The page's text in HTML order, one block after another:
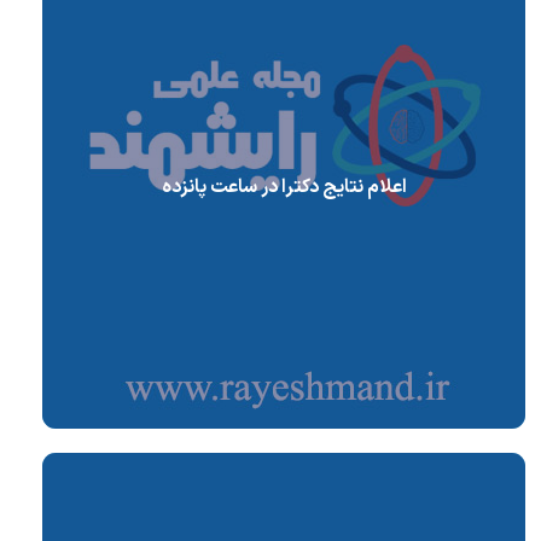
اعلام نتایج دکترا در ساعت پانزده